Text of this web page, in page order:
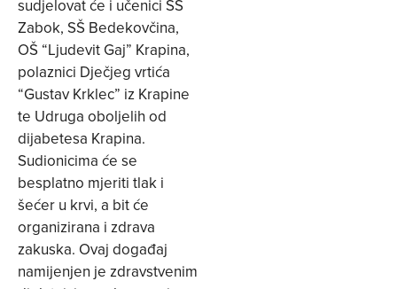
sudjelovat će i učenici SŠ
Zabok, SŠ Bedekovčina,
OŠ “Ljudevit Gaj” Krapina,
polaznici Dječjeg vrtića
“Gustav Krklec” iz Krapine
te Udruga oboljelih od
dijabetesa Krapina.
Sudionicima će se
besplatno mjeriti tlak i
šećer u krvi, a bit će
organizirana i zdrava
zakuska. Ovaj događaj
namijenjen je zdravstvenim